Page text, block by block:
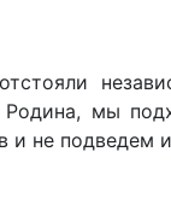
мы
и не подведем